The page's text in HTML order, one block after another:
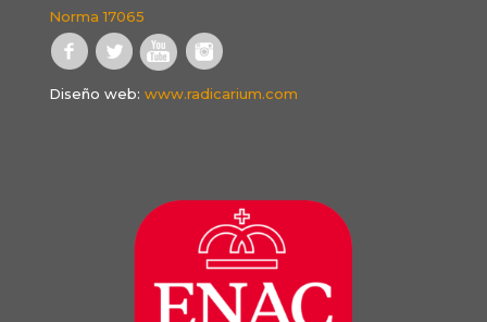
Norma 17065
Diseño web: www.radicarium.com